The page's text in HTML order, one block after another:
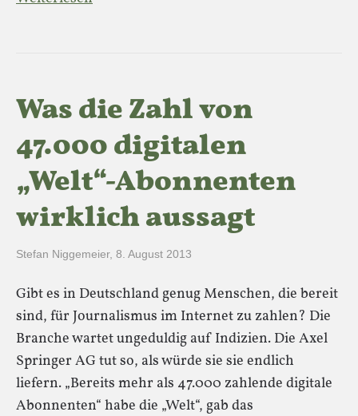
Was die Zahl von
47.000 digitalen
„Welt“-Abonnenten
wirklich aussagt
Stefan Niggemeier, 8. August 2013
Gibt es in Deutschland genug Menschen, die bereit
sind, für Journalismus im Internet zu zahlen? Die
Branche wartet ungeduldig auf Indizien. Die Axel
Springer AG tut so, als würde sie sie endlich
liefern. „Bereits mehr als 47.000 zahlende digitale
Abonnenten“ habe die „Welt“, gab das